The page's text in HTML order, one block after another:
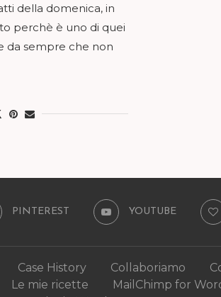
della domenica, in
perchè è uno di quei
da sempre che non
PINTEREST YOUTUBE
Case History Collaboriamo
Le mie ricette
MailChimp for